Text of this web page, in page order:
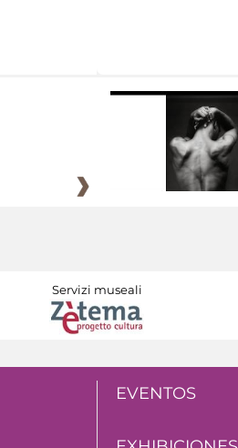
Servizi museali
EVENTOS